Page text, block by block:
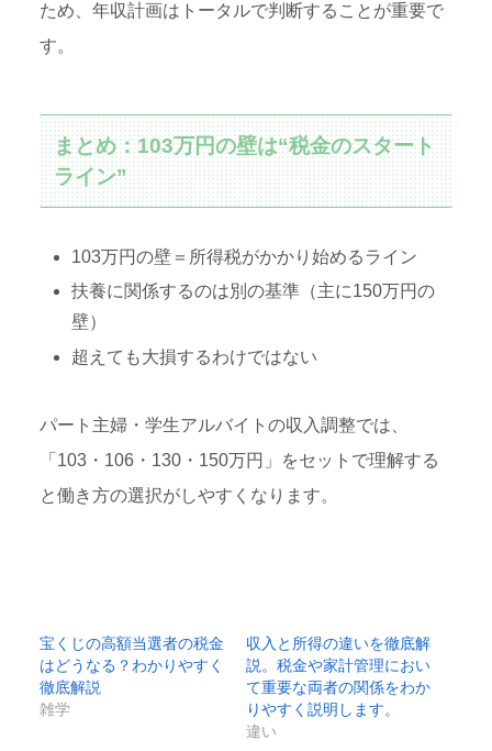
ため、年収計画はトータルで判断することが重要で
す。
まとめ：103万円の壁は“税金のスタート
ライン”
103万円の壁＝所得税がかかり始めるライン
扶養に関係するのは別の基準（主に150万円の
壁）
超えても大損するわけではない
パート主婦・学生アルバイトの収入調整では、
「103・106・130・150万円」をセットで理解する
と働き方の選択がしやすくなります。
宝くじの高額当選者の税金
はどうなる？わかりやすく
徹底解説
雑学
収入と所得の違いを徹底解
説。税金や家計管理におい
て重要な両者の関係をわか
りやすく説明します。
違い